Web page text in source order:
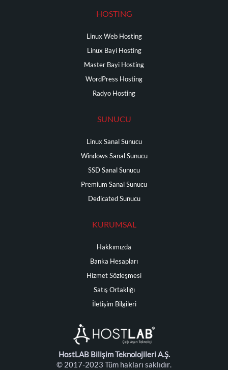
HOSTING
Linux Web Hosting
Linux Bayi Hosting
Master Bayi Hosting
WordPress Hosting
Radyo Hosting
SUNUCU
Linux Sanal Sunucu
Windows Sanal Sunucu
SSD Sanal Sunucu
Premium Sanal Sunucu
Dedicated Sunucu
KURUMSAL
Hakkımızda
Banka Hesapları
Hizmet Sözleşmesi
Satış Ortaklığı
İletişim Bilgileri
HostLAB Bilişim Teknolojileri A.Ş.
© 2017-2023 Tüm hakları saklıdır.